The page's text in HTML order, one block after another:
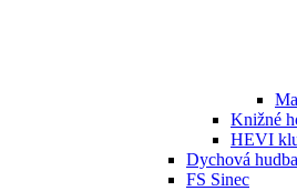
Knižné
HEVI
Dychová hudba
FS Sinec